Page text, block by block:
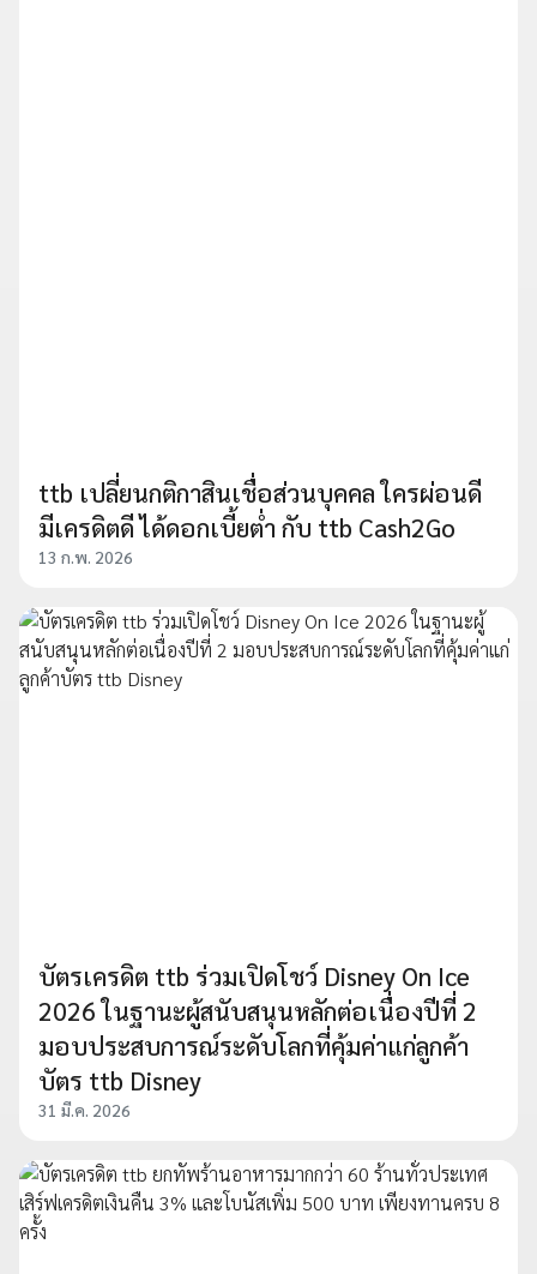
ttb เปลี่ยนกติกาสินเชื่อส่วนบุคคล ใครผ่อนดี
มีเครดิตดี ได้ดอกเบี้ยต่ำ กับ ttb Cash2Go
13 ก.พ. 2026
บัตรเครดิต ttb ร่วมเปิดโชว์ Disney On Ice
2026 ในฐานะผู้สนับสนุนหลักต่อเนื่องปีที่ 2
มอบประสบการณ์ระดับโลกที่คุ้มค่าแก่ลูกค้า
บัตร ttb Disney
31 มี.ค. 2026